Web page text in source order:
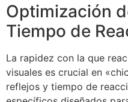
Optimización
Tiempo de
La rapidez con la que
visuales es crucial en
reflejos y tiempo de